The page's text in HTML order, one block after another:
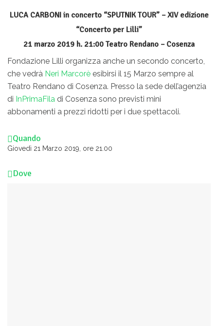
LUCA CARBONI in concerto “SPUTNIK TOUR” – XIV edizione
“Concerto per Lilli”
21 marzo 2019 h. 21:00 Teatro Rendano – Cosenza
Fondazione Lilli organizza anche un secondo concerto,
che vedrà Neri Marcorè esibirsi il 15 Marzo sempre al
Teatro Rendano di Cosenza. Presso la sede dell’agenzia
di InPrimaFila di Cosenza sono previsti mini
abbonamenti a prezzi ridotti per i due spettacoli.
Quando
Giovedì 21 Marzo 2019, ore 21.00
Dove